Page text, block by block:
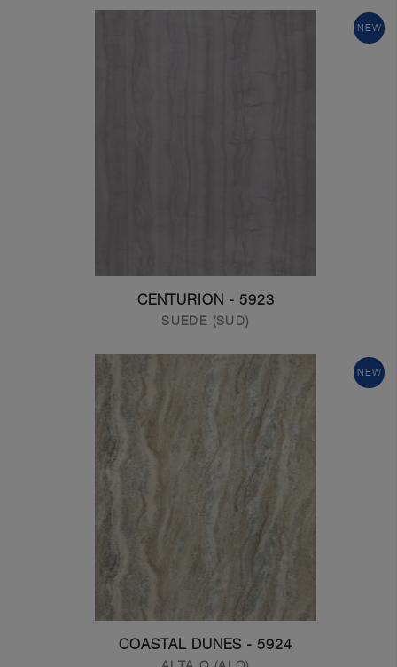
NEW
5923 - CENTURION
SUEDE (SUD)
NEW
5924 - COASTAL DUNES